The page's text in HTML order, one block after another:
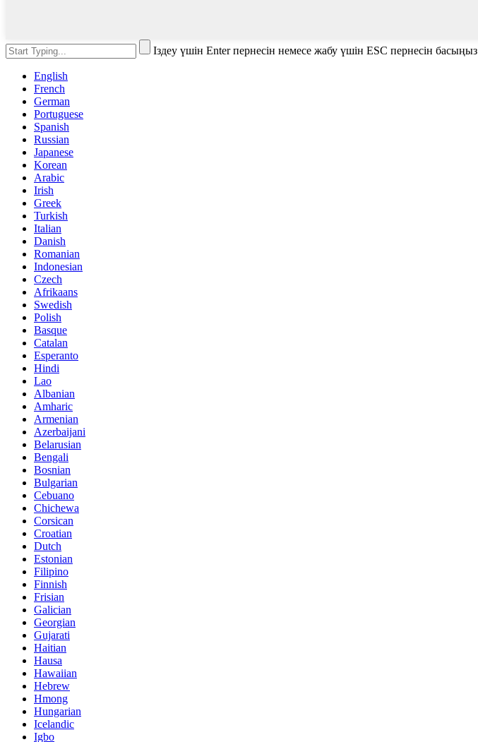
Іздеу үшін Enter пернесін немесе жабу үшін ESC пернесін басыңыз
English
French
German
Portuguese
Spanish
Russian
Japanese
Korean
Arabic
Irish
Greek
Turkish
Italian
Danish
Romanian
Indonesian
Czech
Afrikaans
Swedish
Polish
Basque
Catalan
Esperanto
Hindi
Lao
Albanian
Amharic
Armenian
Azerbaijani
Belarusian
Bengali
Bosnian
Bulgarian
Cebuano
Chichewa
Corsican
Croatian
Dutch
Estonian
Filipino
Finnish
Frisian
Galician
Georgian
Gujarati
Haitian
Hausa
Hawaiian
Hebrew
Hmong
Hungarian
Icelandic
Igbo